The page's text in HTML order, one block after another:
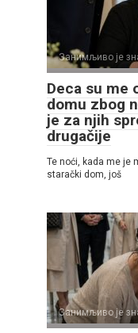
Занимљиво је
Deca su me
domu zbog
je za njih
drugačije
Te noći, kada me je
starački dom, još
Занимљиво је